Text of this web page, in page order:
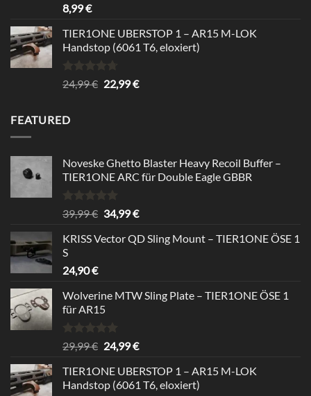
Bewertet
mit
von 5
8,99€
TIER1ONE UBERSTOP 1 – AR15 M-LOK
Handstop (6061 T6, eloxiert)
Bewertet
mit
24,99€ Ursprünglicher
22,99€Aktueller
FEATURED
Noveske Ghetto Blaster Heavy Recoil Buffer –
TIER1ONE ARC für Double Eagle GBBR
Bewertet
mit
von 5
39,99€ Ursprünglicher
war:
34,99€Aktueller
ist:
KRISS Vector QD Sling Mount – TIER1ONE ÖSE 1
S
24,90€
Wolverine MTW Sling Plate – TIER1ONE ÖSE 1
für AR15
Bewertet
mit
von 5
29,99€ Ursprünglicher
war:
29,99 €
24,99€Aktueller
ist:
24,99 €.
TIER1ONE UBERSTOP 1 – AR15 M-LOK
Handstop (6061 T6, eloxiert)